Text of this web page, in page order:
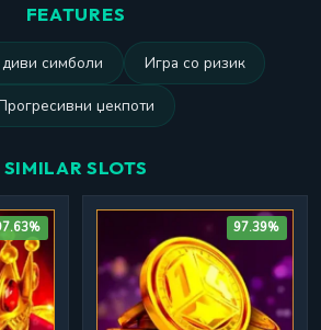
FEATURES
симболи Игра со ризик
џекпоти
SIMILAR SLOTS
97.39%